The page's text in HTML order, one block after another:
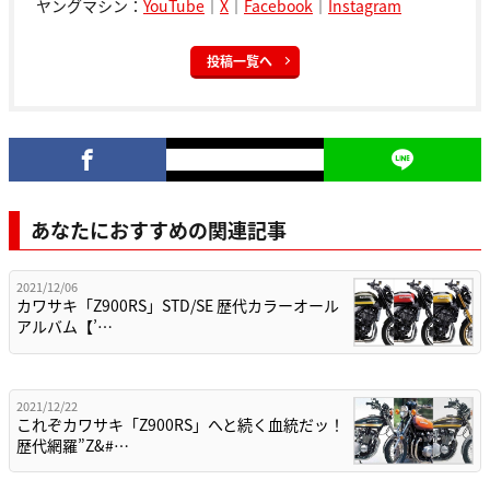
ヤングマシン： YouTube ｜ X ｜ Facebook ｜ Instagram
投稿一覧へ
あなたにおすすめの関連記事
2021/12/06
カワサキ「Z900RS」STD/SE 歴代カラーオール
アルバム【’…
2021/12/22
これぞカワサキ「Z900RS」へと続く血統だッ！
歴代網羅”Z&#…